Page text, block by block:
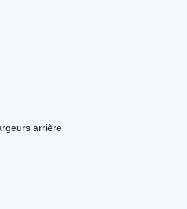
arrière